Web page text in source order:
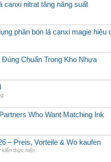
canxi nitrat tăng năng suất
phân bón lá canxi magie hiệu
Chuẩn Trong Kho Nhựa
Who Want Matching Ink
– Preis, Vorteile & Wo kaufen
kiến thực hiện